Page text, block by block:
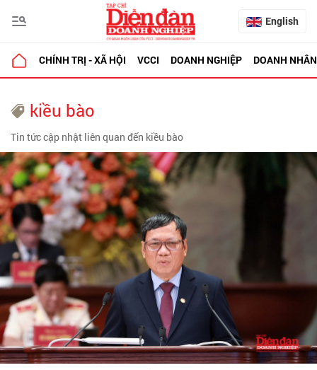
English
CHÍNH TRỊ - XÃ HỘI VCCI DOANH NGHIỆP DOANH NHÂN
kiều bào
Tin tức cập nhật liên quan đến kiều bào